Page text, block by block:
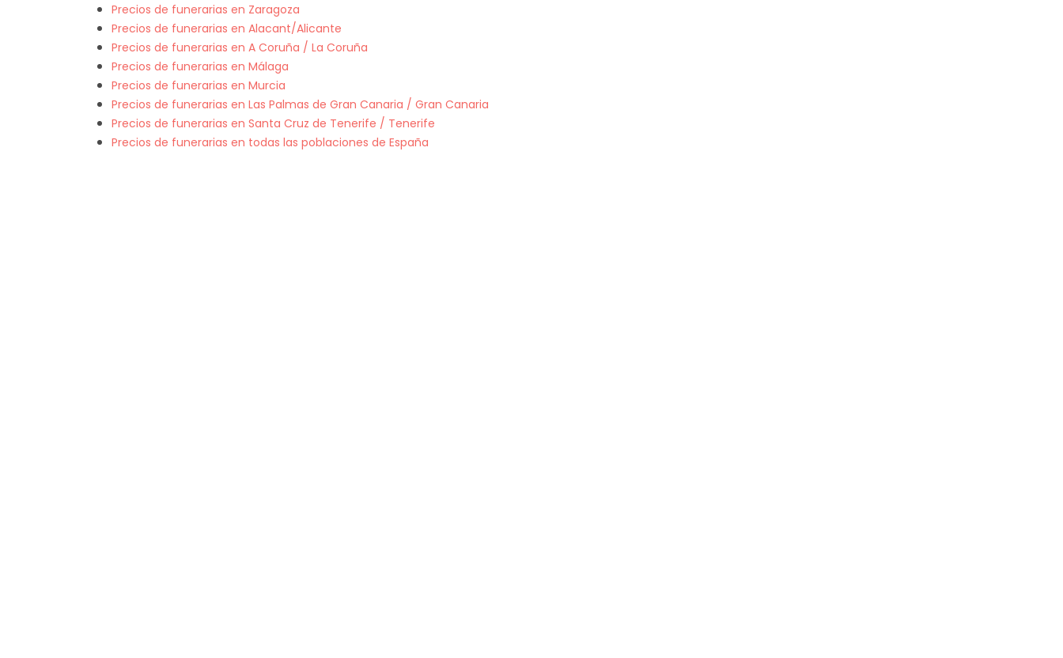
Precios de funerarias en Zaragoza
Precios de funerarias en Alacant/Alicante
Precios de funerarias en A Coruña / La Coruña
Precios de funerarias en Málaga
Precios de funerarias en Murcia
Precios de funerarias en Las Palmas de Gran Canaria / Gran Canaria
Precios de funerarias en Santa Cruz de Tenerife / Tenerife
Precios de funerarias en todas las poblaciones de España